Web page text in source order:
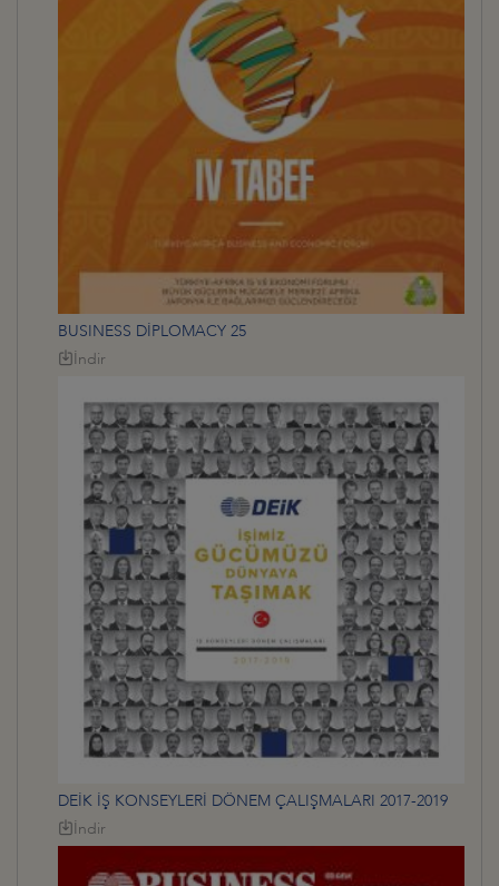
BUSINESS DİPLOMACY 25
İndir
DEİK İŞ KONSEYLERİ DÖNEM ÇALIŞMALARI 2017-2019
İndir